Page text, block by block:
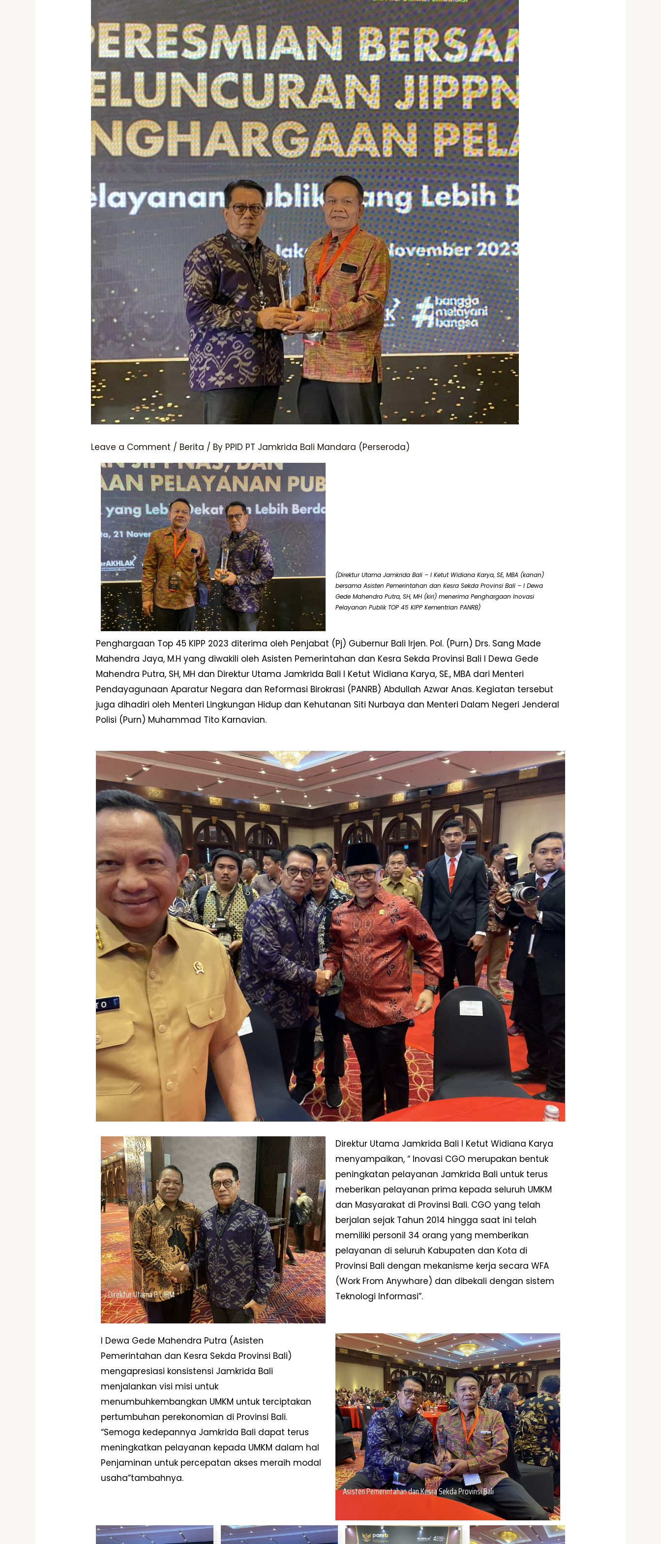
Leave a Comment / Berita / By PPID PT Jamkrida Bali Mandara (Perseroda)
(Direktur Utama Jamkrida Bali – I Ketut Widiana Karya, SE, MBA (kanan)
bersama Asisten Pemerintahan dan Kesra Sekda Provinsi Bali – I Dewa
Gede Mahendra Putra, SH, MH (kiri) menerima Penghargaan Inovasi
Pelayanan Publik TOP 45 KIPP Kementrian PANRB)
Penghargaan Top 45 KIPP 2023 diterima oleh Penjabat (Pj) Gubernur Bali Irjen. Pol. (Purn) Drs. Sang Made
Mahendra Jaya, M.H yang diwakili oleh Asisten Pemerintahan dan Kesra Sekda Provinsi Bali I Dewa Gede
Mahendra Putra, SH, MH dan Direktur Utama Jamkrida Bali I Ketut Widiana Karya, SE., MBA dari Menteri
Pendayagunaan Aparatur Negara dan Reformasi Birokrasi (PANRB) Abdullah Azwar Anas. Kegiatan tersebut
juga dihadiri oleh Menteri Lingkungan Hidup dan Kehutanan Siti Nurbaya dan Menteri Dalam Negeri Jenderal
Polisi (Purn) Muhammad Tito Karnavian.
Direktur Utama PT JBM
Direktur Utama Jamkrida Bali I Ketut Widiana Karya
menyampaikan, “ Inovasi CGO merupakan bentuk
peningkatan pelayanan Jamkrida Bali untuk terus
meberikan pelayanan prima kepada seluruh UMKM
dan Masyarakat di Provinsi Bali. CGO yang telah
berjalan sejak Tahun 2014 hingga saat ini telah
memiliki personil 34 orang yang memberikan
pelayanan di seluruh Kabupaten dan Kota di
Provinsi Bali dengan mekanisme kerja secara WFA
(Work From Anywhare) dan dibekali dengan sistem
Teknologi Informasi”.
I Dewa Gede Mahendra Putra (Asisten
Pemerintahan dan Kesra Sekda Provinsi Bali)
mengapresiasi konsistensi Jamkrida Bali
menjalankan visi misi untuk
menumbuhkembangkan UMKM untuk terciptakan
pertumbuhan perekonomian di Provinsi Bali.
“Semoga kedepannya Jamkrida Bali dapat terus
meningkatkan pelayanan kepada UMKM dalam hal
Penjaminan untuk percepatan akses meraih modal
usaha”tambahnya.
Asisten Pemerintahan dan Kesra Sekda Provinsi Bali